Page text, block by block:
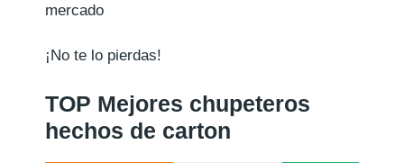
mercado
¡No te lo pierdas!
TOP Mejores chupeteros
hechos de carton